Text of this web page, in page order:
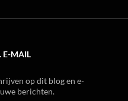
E-MAIL
op dit blog en e-
berichten.